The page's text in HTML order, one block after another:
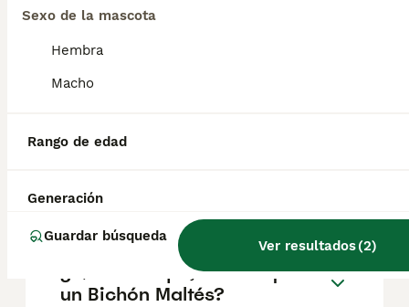
Sexo de la mascota
Hembra
Macho
Rango de edad
Generación
Guardar búsqueda
Ver resultados(2)
en España es de aproximadamente 1059€,
aunque los precios pueden variar según
desventajas del Maltipoo?
¿Qué es mejor, un Maltipoo o
un Bichón Maltés?